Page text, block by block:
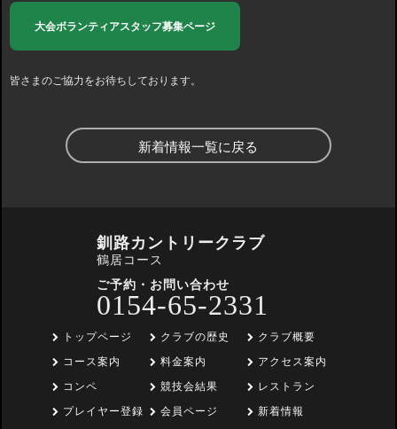
大会ボランティアスタッフ募集ページ
皆さまのご協力をお待ちしております。
新着情報一覧に戻る
釧路カントリークラブ
鶴居コース
ご予約・お問い合わせ
0154-65-2331
トップページ
コース案内
コンペ
プレイヤー登録
クラブの歴史
料金案内
競技会結果
会員ページ
クラブ概要
アクセス案内
レストラン
新着情報